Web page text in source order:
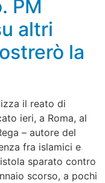
PM
altri
la
il reato di
ieri, a Roma, al
– autore del
fra islamici e
sparato contro
scorso, a pochi